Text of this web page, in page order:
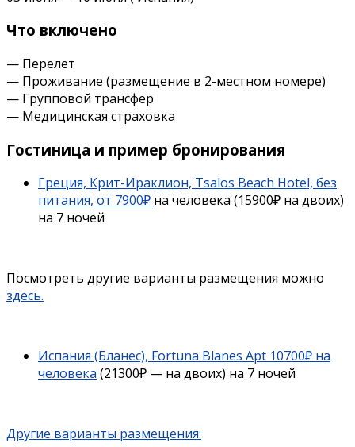
Что включено
— Перелет
— Проживание (размещение в 2-местном номере)
— Групповой трансфер
— Медицинская страховка
Гостиница и пример бронирования
Греция, Крит-Ираклион, Tsalos Beach Hotel, без
питания, от 7900₽ на человека (15900₽ на двоих)
на 7 ночей
Посмотреть другие варианты размещения можно
здесь.
Испания (Бланес), Fortuna Blanes Apt 10700₽ на
человека (21300₽ — на двоих) на 7 ночей
Другие варианты размещения: